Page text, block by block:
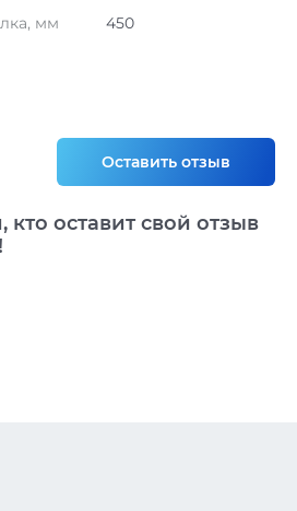
мм
450
Оставить отзыв
оставит свой отзыв